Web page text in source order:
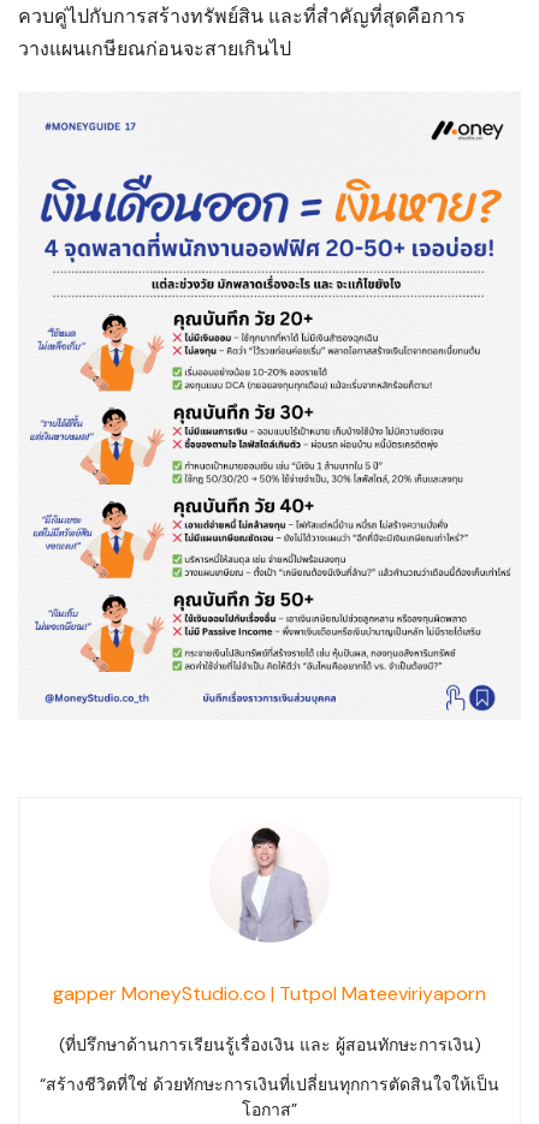
ควบคู่ไปกับการสร้างทรัพย์สิน และที่สำคัญที่สุดคือการ
วางแผนเกษียณก่อนจะสายเกินไป
gapper MoneyStudio.co | Tutpol Mateeviriyaporn
(ที่ปรึกษาด้านการเรียนรู้เรื่องเงิน และ ผู้สอนทักษะการเงิน)
“สร้างชีวิตที่ใช่ ด้วยทักษะการเงินที่เปลี่ยนทุกการตัดสินใจให้เป็น
โอกาส”